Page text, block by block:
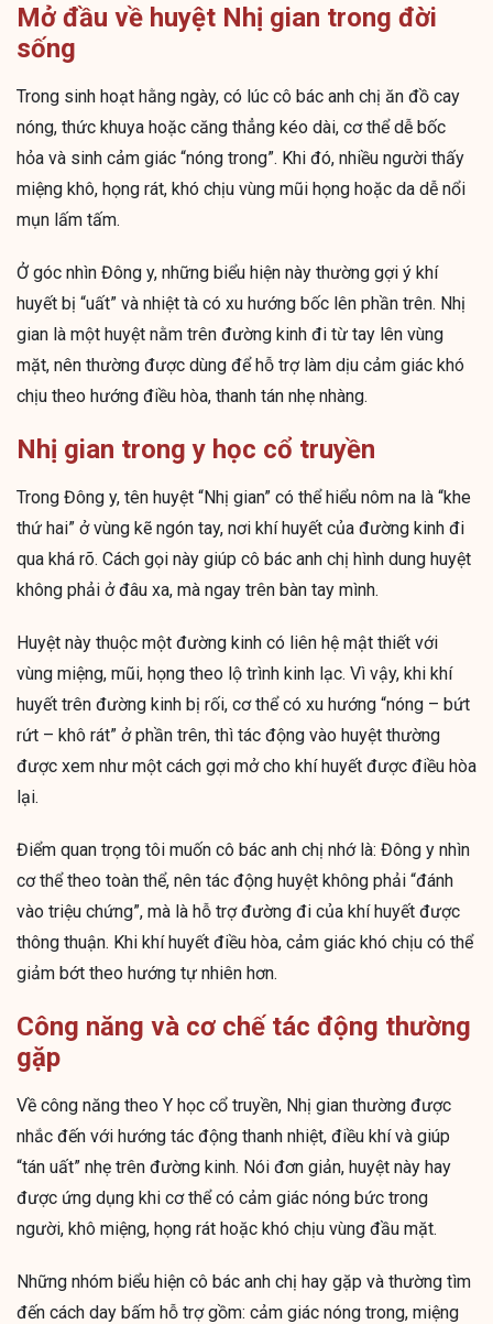
Mở đầu về huyệt Nhị gian trong đời
sống
Trong sinh hoạt hằng ngày, có lúc cô bác anh chị ăn đồ cay
nóng, thức khuya hoặc căng thẳng kéo dài, cơ thể dễ bốc
hỏa và sinh cảm giác “nóng trong”. Khi đó, nhiều người thấy
miệng khô, họng rát, khó chịu vùng mũi họng hoặc da dễ nổi
mụn lấm tấm.
Ở góc nhìn Đông y, những biểu hiện này thường gợi ý khí
huyết bị “uất” và nhiệt tà có xu hướng bốc lên phần trên. Nhị
gian là một huyệt nằm trên đường kinh đi từ tay lên vùng
mặt, nên thường được dùng để hỗ trợ làm dịu cảm giác khó
chịu theo hướng điều hòa, thanh tán nhẹ nhàng.
Nhị gian trong y học cổ truyền
Trong Đông y, tên huyệt “Nhị gian” có thể hiểu nôm na là “khe
thứ hai” ở vùng kẽ ngón tay, nơi khí huyết của đường kinh đi
qua khá rõ. Cách gọi này giúp cô bác anh chị hình dung huyệt
không phải ở đâu xa, mà ngay trên bàn tay mình.
Huyệt này thuộc một đường kinh có liên hệ mật thiết với
vùng miệng, mũi, họng theo lộ trình kinh lạc. Vì vậy, khi khí
huyết trên đường kinh bị rối, cơ thể có xu hướng “nóng – bứt
rứt – khô rát” ở phần trên, thì tác động vào huyệt thường
được xem như một cách gợi mở cho khí huyết được điều hòa
lại.
Điểm quan trọng tôi muốn cô bác anh chị nhớ là: Đông y nhìn
cơ thể theo toàn thể, nên tác động huyệt không phải “đánh
vào triệu chứng”, mà là hỗ trợ đường đi của khí huyết được
thông thuận. Khi khí huyết điều hòa, cảm giác khó chịu có thể
giảm bớt theo hướng tự nhiên hơn.
Công năng và cơ chế tác động thường
gặp
Về công năng theo Y học cổ truyền, Nhị gian thường được
nhắc đến với hướng tác động thanh nhiệt, điều khí và giúp
“tán uất” nhẹ trên đường kinh. Nói đơn giản, huyệt này hay
được ứng dụng khi cơ thể có cảm giác nóng bức trong
người, khô miệng, họng rát hoặc khó chịu vùng đầu mặt.
Những nhóm biểu hiện cô bác anh chị hay gặp và thường tìm
đến cách day bấm hỗ trợ gồm: cảm giác nóng trong, miệng